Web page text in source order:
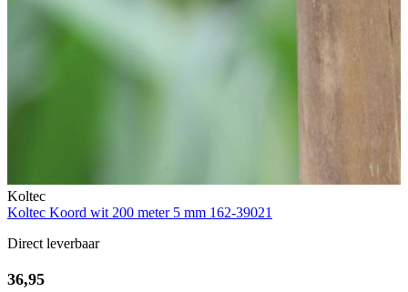
Koltec
Koltec Koord wit 200 meter 5 mm 162-39021
Direct leverbaar
36,95